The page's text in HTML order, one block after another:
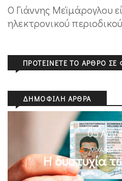
Ο Γιάννης Μεϊμάρογλου
ηλεκτρονικού
ΠΡΟΤΕΊΝΕΤΕ ΤΟ ΆΡΘΡΟ ΣΕ
ΔΗΜΟΦΙΛΉ ΆΡΘΡΑ
05 Αυγ
ΜΙΧΆΛΗΣ
Η δυστυχία